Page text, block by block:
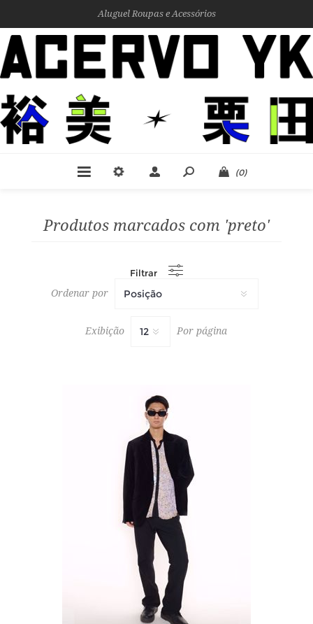
Aluguel Roupas e Acessórios
(0)
Produtos marcados com 'preto'
Filtrar
Ordenar por
Exibição Por página